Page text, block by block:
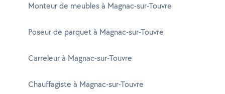
Monteur de meubles à Magnac-sur-Touvre
Poseur de parquet à Magnac-sur-Touvre
Carreleur à Magnac-sur-Touvre
Chauffagiste à Magnac-sur-Touvre